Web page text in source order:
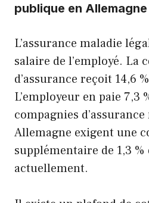
publique en Allemagne
L’assurance maladie
salaire de l’employé. La
d’assurance reçoit 14,6
L’employeur en paie 7,3
compagnies
Allemagne exigent une
supplémentaire de 1,3 %
actuellement.